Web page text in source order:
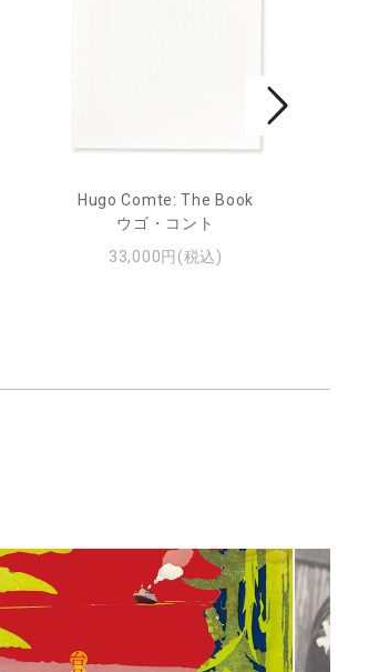
Hugo Comte: The Book
ウゴ・コント
33,000円(税込)